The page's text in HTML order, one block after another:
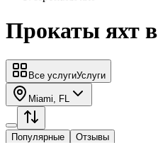
Прокаты яхт в
Все услугиУслуги
Miami, FL
Популярные Отзывы